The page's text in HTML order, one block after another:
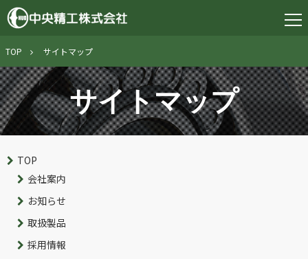
TOP サイトマップ
サイトマップ
TOP
会社案内
お知らせ
取扱製品
採用情報